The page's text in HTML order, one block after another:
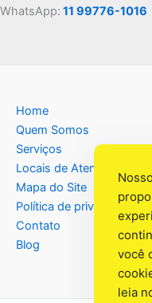
WhatsApp: 11 99776-1016
Home
Quem Somos
Serviços
Locais de Atendimento
Mapa do Site
Política de privacidade
Contato
Blog
você
leia